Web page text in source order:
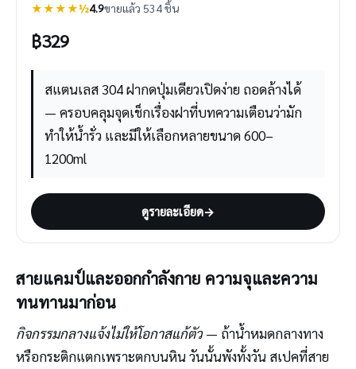
★★★★½4.9ขายแล้ว 534 ชิ้น
฿329
สแตนเลส 304 ฝากดปุ่มเดียวเปิดง่าย ถอดล้างได้
— ครอบคลุมจุดเช็กเรื่องฝาที่บทความเตือนว่ามัก
ทำให้น้ำรั่ว และมีให้เลือกหลายขนาด 600–
1200ml
ดูรายละเอียด→
สายแคมป์และออกกำลังกาย ความจุและความ
ทนทานมาก่อน
กิจกรรมกลางแจ้งไม่ให้โอกาสแก้ตัว— ถ้าน้ำหมดกลางทาง
หรือกระติกแตกเพราะตกบนหิน วันนั้นพังทั้งวัน สเปคที่สาย